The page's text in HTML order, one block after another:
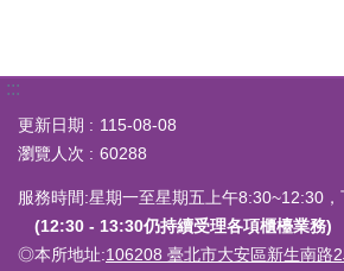
:::
更新日期
115-08-08
瀏覽人次
60288
服務時間:星期一至星期五上午8:30~12:30
(12:30 - 13:30仍持續受理各項櫃檯業務)
◎本所地址:106208 臺北市大安區新生南路